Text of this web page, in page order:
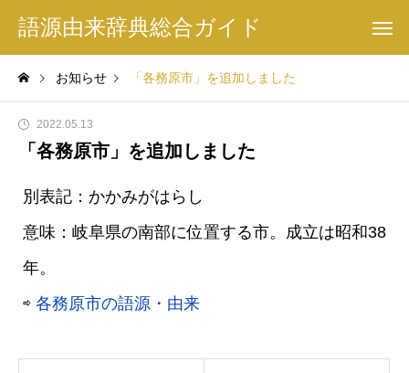
語源由来辞典総合ガイド
お知らせ 「各務原市」を追加しました
2022.05.13
「各務原市」を追加しました
別表記：かかみがはらし
意味：岐阜県の南部に位置する市。成立は昭和38
年。
⇨ 各務原市の語源・由来